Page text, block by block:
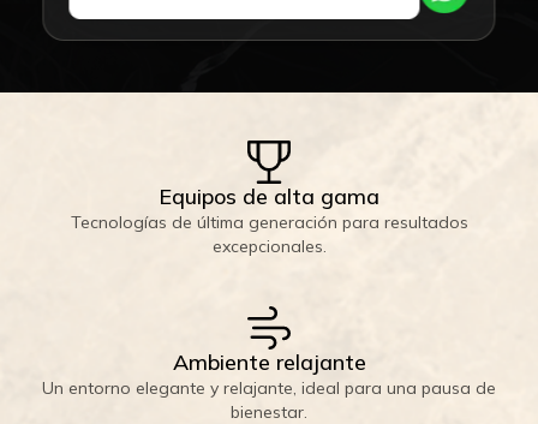
Equipos de alta gama
Tecnologías de última generación para resultados
excepcionales.
Ambiente relajante
Un entorno elegante y relajante, ideal para una pausa de
bienestar.